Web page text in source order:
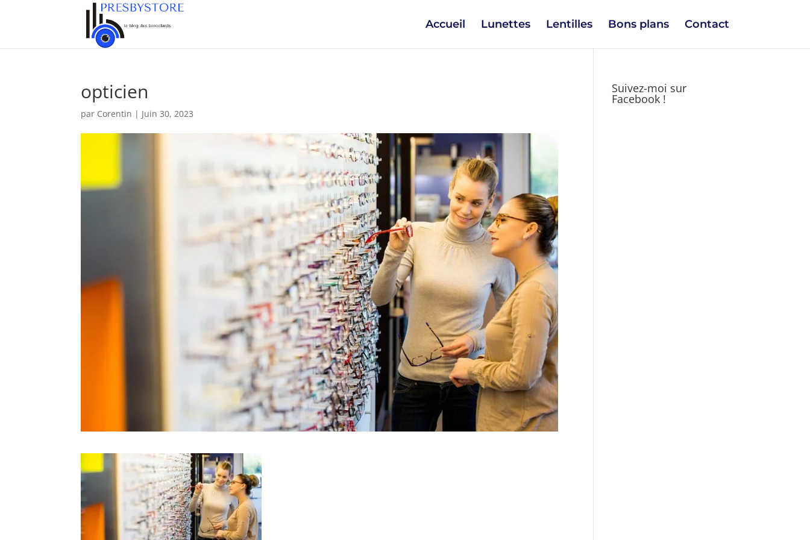
Accueil Lunettes Lentilles Bons plans Contact
opticien
par Corentin | Juin 30, 2023
Suivez-moi sur
Facebook !